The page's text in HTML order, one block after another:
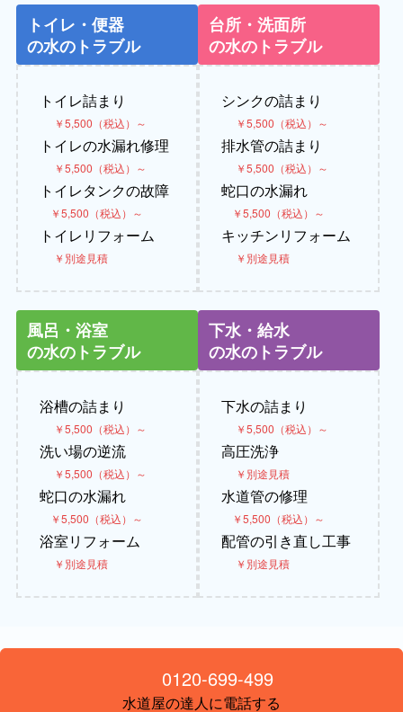
トイレ・便器
の水のトラブル
トイレ詰まり
￥5,500（税込）～
トイレの水漏れ修理
￥5,500（税込）～
トイレタンクの故障
￥5,500（税込）～
トイレリフォーム
￥別途見積
台所・洗面所
の水のトラブル
シンクの詰まり
￥5,500（税込）～
排水管の詰まり
￥5,500（税込）～
蛇口の水漏れ
￥5,500（税込）～
キッチンリフォーム
￥別途見積
風呂・浴室
の水のトラブル
浴槽の詰まり
￥5,500（税込）～
洗い場の逆流
￥5,500（税込）～
蛇口の水漏れ
￥5,500（税込）～
浴室リフォーム
￥別途見積
下水・給水
の水のトラブル
下水の詰まり
￥5,500（税込）～
高圧洗浄
￥別途見積
水道管の修理
￥5,500（税込）～
配管の引き直し工事
￥別途見積
0120-699-499
水道屋の達人に電話する